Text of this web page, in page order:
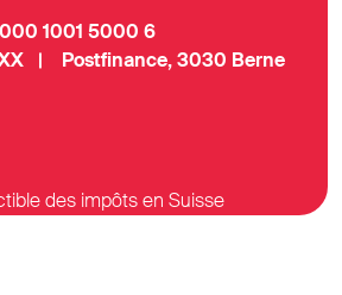
1001 5000 6
| Postfinance, 3030 Berne
des impôts en Suisse